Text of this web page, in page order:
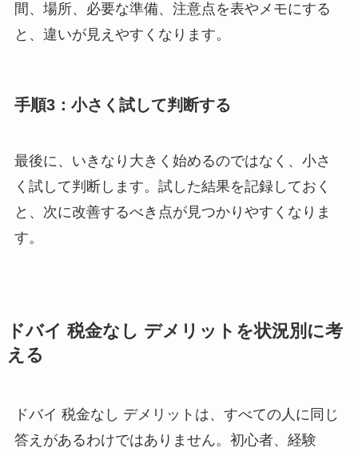
間、場所、必要な準備、注意点を表やメモにする
と、違いが見えやすくなります。
手順3：小さく試して判断する
最後に、いきなり大きく始めるのではなく、小さ
く試して判断します。試した結果を記録しておく
と、次に改善するべき点が見つかりやすくなりま
す。
ドバイ 税金なし デメリットを状況別に考
える
ドバイ 税金なし デメリットは、すべての人に同じ
答えがあるわけではありません。初心者、経験